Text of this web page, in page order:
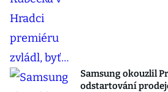
Samsung okouzlil
odstartování